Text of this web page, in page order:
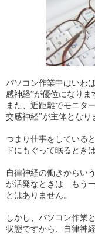
パソコン作業中はいわ
感神経”が優位になりま
また、近距離でモニタ
交感神経”が主体となり
つまり仕事をしている
ドにもぐって眠るとき
自律神経の働きからい
が活発なときは もう一
とはありません。
しかし、パソコン作業
状態ですから、自律神